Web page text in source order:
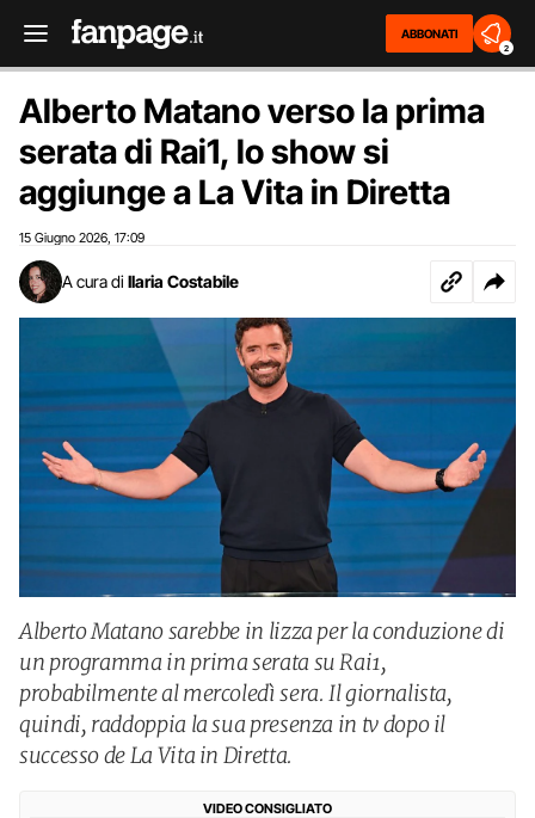
ABBONATI
2
Alberto Matano verso la prima
serata di Rai1, lo show si
aggiunge a La Vita in Diretta
15 Giugno 2026 17:09
A cura di Ilaria Costabile
Alberto Matano sarebbe in lizza per la conduzione di
un programma in prima serata su Rai1,
probabilmente al mercoledì sera. Il giornalista,
quindi, raddoppia la sua presenza in tv dopo il
successo de La Vita in Diretta.
VIDEO CONSIGLIATO